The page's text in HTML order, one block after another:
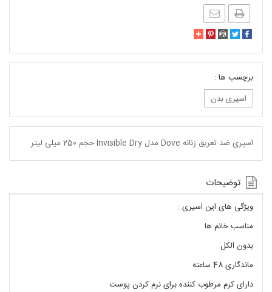
برچسب ها :
اسپری بدن
اسپری ضد تعریق زنانه Dove مدل Invisible Dry حجم 250 میلی لیتر
توضیحات
ویژگی های این اسپری :
مناسب خانم ها
بدون الکل
ماندگاری 48 ساعته
دارای کرم مرطوب کننده برای نرم کردن پوست